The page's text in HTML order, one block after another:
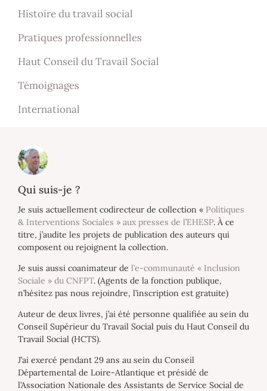
Histoire du travail social
Pratiques professionnelles
Haut Conseil du Travail Social
Témoignages
International
Qui suis-je ?
Je suis actuellement codirecteur de collection « Politiques
& Interventions Sociales » aux presses de l’EHESP. À ce
titre, j’audite les projets de publication des auteurs qui
composent ou rejoignent la collection.
Je suis aussi coanimateur de l’e-communauté « Inclusion
Sociale » du CNFPT. (Agents de la fonction publique,
n’hésitez pas nous rejoindre, l’inscription est gratuite)
Auteur de deux livres, j’ai été personne qualifiée au sein du
Conseil Supérieur du Travail Social puis du Haut Conseil du
Travail Social (HCTS).
J’ai exercé pendant 29 ans au sein du Conseil
Départemental de Loire-Atlantique et présidé de
l’Association Nationale des Assistants de Service Social de